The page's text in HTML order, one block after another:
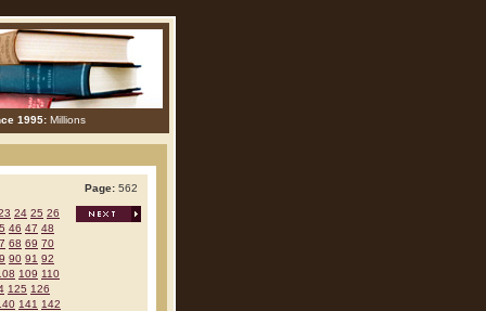
1995: Millions
Page: 562
24 25 26
46 47 48
68 69 70
90 91 92
109 110
125 126
141 142